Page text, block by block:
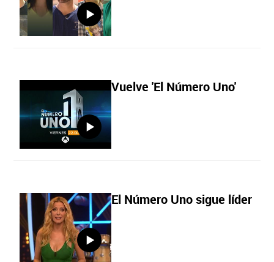
Vuelve 'El Número Uno'
El Número Uno sigue líder